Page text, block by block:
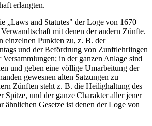
erlangten.
„Laws and Statutes" der Loge von 1670
mit denen der andern Zünfte.
einzelnen Punkten zu, z. B. der
und der Befördrung von Zunftlehrlingen
in der ganzen Anlage sind
und geben eine völlige Umarbeitung der
gewesnen alten Satzungen zu
Zünften steht z. B. die Heilighaltung des
Spitze, und der ganze Charakter aller jener
ähnlichen Gesetze ist denen der Loge von